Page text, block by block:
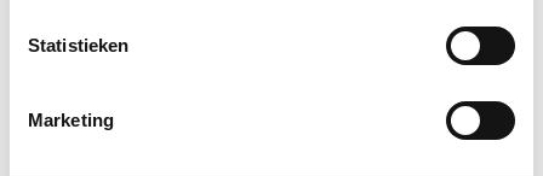
Statistieken
Marketing
Stress bij leerlingen op de ISK